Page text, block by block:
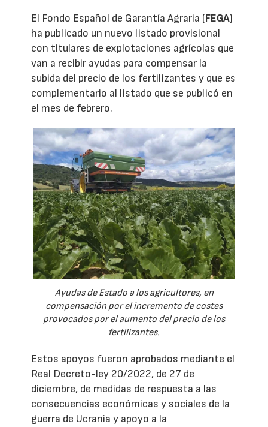
El Fondo Español de Garantía Agraria (FEGA)
ha publicado un nuevo listado provisional
con titulares de explotaciones agrícolas que
van a recibir ayudas para compensar la
subida del precio de los fertilizantes y que es
complementario al listado que se publicó en
el mes de febrero.
Ayudas de Estado a los agricultores, en
compensación por el incremento de costes
provocados por el aumento del precio de los
fertilizantes.
Estos apoyos fueron aprobados mediante el
Real Decreto-ley 20/2022, de 27 de
diciembre, de medidas de respuesta a las
consecuencias económicas y sociales de la
guerra de Ucrania y apoyo a la